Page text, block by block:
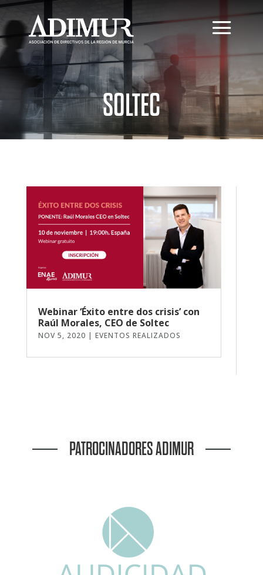
SOLTEC
Webinar ‘Éxito entre dos crisis’ con
Raúl Morales, CEO de Soltec
NOV 5, 2020 | EVENTOS REALIZADOS
PATROCINADORES ADIMUR